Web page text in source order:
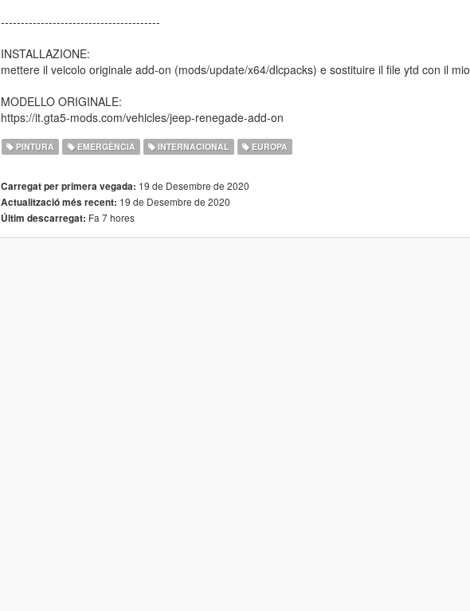
----------------------------------------
INSTALLAZIONE:
mettere il veicolo originale add-on (mods/update/x64/dlcpacks) e sostituire il file ytd con il mio
MODELLO ORIGINALE:
https://it.gta5-mods.com/vehicles/jeep-renegade-add-on
PINTURA EMERGÈNCIA INTERNACIONAL EUROPA
Carregat per primera vegada: 19 de Desembre de 2020
Actualització més recent: 19 de Desembre de 2020
Últim descarregat: Fa 7 hores